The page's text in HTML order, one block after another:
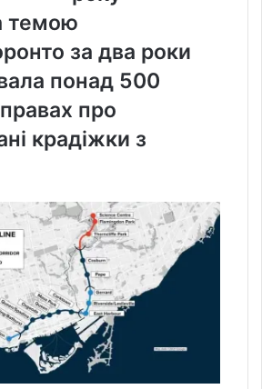
2000
темою
за два роки
понад 500
про
крадіжки з